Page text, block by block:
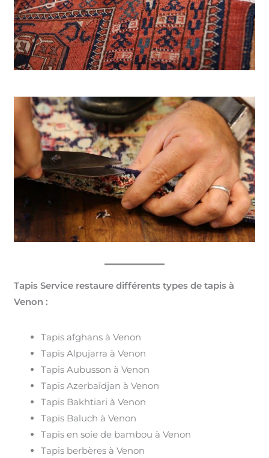
Tapis Service restaure différents types de tapis à
Venon :
Tapis afghans à Venon
Tapis Alpujarra à Venon
Tapis Aubusson à Venon
Tapis Azerbaïdjan à Venon
Tapis Bakhtiari à Venon
Tapis Baluch à Venon
Tapis en soie de bambou à Venon
Tapis berbères à Venon